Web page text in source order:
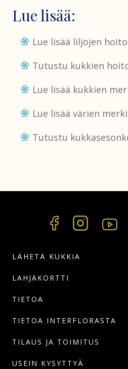
Lue lisää:
Lue lisää liljojen
Tutustu kukkien
Lue lisää kukkien
Lue lisää värien
Tutustu
LÄHETÄ KUKKIA
LAHJAKORTTI
TIETOA
TIETOA INTERFLORASTA
TILAUS JA TOIMITUS
USEIN KYSYTTYÄ